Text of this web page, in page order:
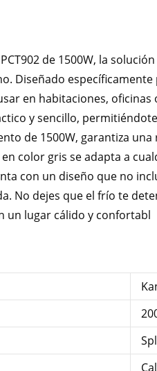
de 1500W, la
Diseñado
en habitaciones,
y sencillo,
de 1500W, garantiza
color gris se adapta a
con un diseño que no
No dejes que el frío te
un lugar cálido y confortabl